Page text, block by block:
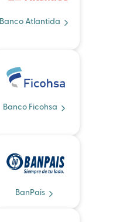
Banco Atlantida
Banco Ficohsa
BanPais